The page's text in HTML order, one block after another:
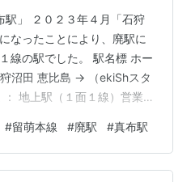
駅」 ２０２３年４月「石狩
なったことにより、廃駅に
線の駅でした。 駅名標 ホー
沼田 恵比島 → （ekiShスタ
地上駅（１面１線）営業形
８月 ランキング参加中駅・
ンキング参加中鉄道趣味 ラ
#留萌本線 #廃駅 #真布駅